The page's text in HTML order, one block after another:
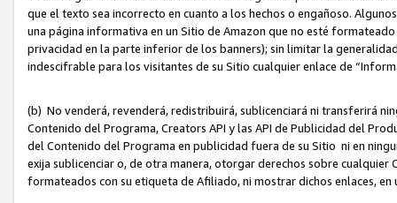
que el texto sea incorrecto en cuanto a los hechos o engañoso.
una página informativa en un Sitio de Amazon que no esté
privacidad en la parte inferior de los banners); sin limitar la
indescifrable para los visitantes de su Sitio cualquier enlace de
(b) No venderá, revenderá, redistribuirá, sublicenciará ni transferirá
Contenido del Programa, Creators API y las API de Publicidad del
del Contenido del Programa en publicidad fuera de su Sitio ni en
exija sublicenciar o, de otra manera, otorgar derechos sobre
formateados con su etiqueta de Afiliado, ni mostrar dichos enlaces,